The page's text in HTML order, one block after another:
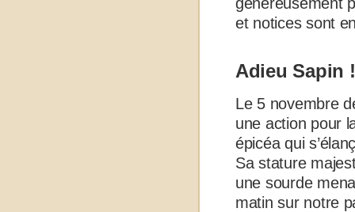
et notices sont
Adieu Sapin !
Le 5 novembre
une action pour
épicéa qui
Sa stature
une sourde
matin sur notre